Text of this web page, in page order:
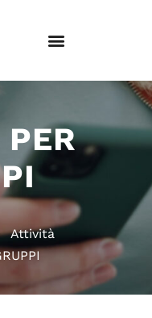
PER
Attività